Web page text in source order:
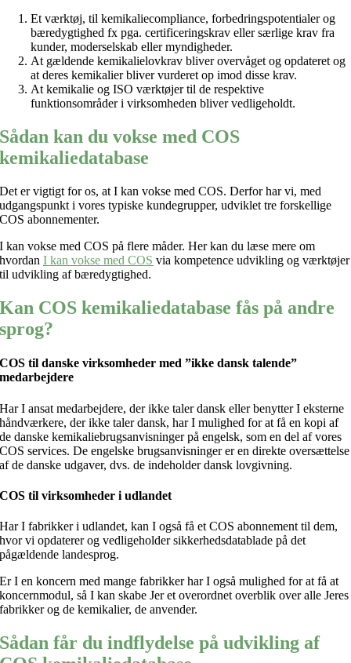
Et værktøj, til kemikaliecompliance, forbedringspotentialer og
bæredygtighed fx pga. certificeringskrav eller særlige krav fra
kunder, moderselskab eller myndigheder.
At gældende kemikalielovkrav bliver overvåget og opdateret og
at deres kemikalier bliver vurderet op imod disse krav.
At kemikalie og ISO værktøjer til de respektive
funktionsområder i virksomheden bliver vedligeholdt.
Sådan kan du vokse med COS
kemikaliedatabase
Det er vigtigt for os, at I kan vokse med COS. Derfor har vi, med
udgangspunkt i vores typiske kundegrupper, udviklet tre forskellige
COS abonnementer.
I kan vokse med COS på flere måder. Her kan du læse mere om
hvordanI kan vokse med COS via kompetence udvikling og værktøjer
til udvikling af bæredygtighed.
Kan COS kemikaliedatabase fås på andre
sprog?
COS til danske virksomheder med ”ikke dansk talende”
medarbejdere
Har I ansat medarbejdere, der ikke taler dansk eller benytter I eksterne
håndværkere, der ikke taler dansk, har I mulighed for at få en kopi af
de danske kemikaliebrugsanvisninger på engelsk, som en del af vores
COS services. De engelske brugsanvisninger er en direkte oversættelse
af de danske udgaver, dvs. de indeholder dansk lovgivning.
COS til virksomheder i udlandet
Har I fabrikker i udlandet, kan I også få et COS abonnement til dem,
hvor vi opdaterer og vedligeholder sikkerhedsdatablade på det
pågældende landesprog.
Er I en koncern med mange fabrikker har I også mulighed for at få at
koncernmodul, så I kan skabe Jer et overordnet overblik over alle Jeres
fabrikker og de kemikalier, de anvender.
Sådan får du indflydelse på udvikling af